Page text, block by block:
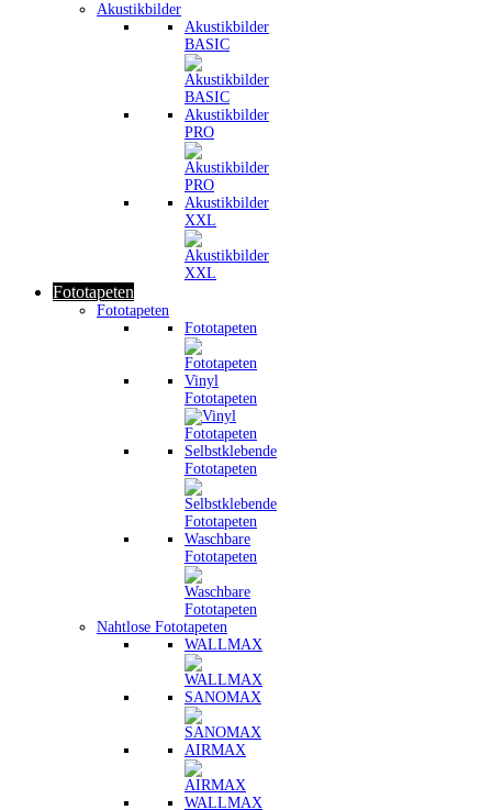
Akustikbilder
Akustikbilder
BASIC
Akustikbilder
PRO
Akustikbilder
XXL
Fototapeten
Fototapeten
Fototapeten
Vinyl
Fototapeten
Selbstklebende
Fototapeten
Waschbare
Fototapeten
Nahtlose Fototapeten
WALLMAX
SANOMAX
AIRMAX
WALLMAX